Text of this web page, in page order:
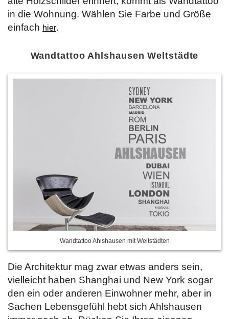
in die Wohnung. Wählen Sie Farbe und Größe
einfach hier.
Wandtattoo Ahlshausen Weltstädte
Wandtattoo Ahlshausen mit Weltstädten
Die Architektur mag zwar etwas anders sein,
vielleicht haben Shanghai und New York sogar
den ein oder anderen Einwohner mehr, aber in
Sachen Lebensgefühl hebt sich Ahlshausen